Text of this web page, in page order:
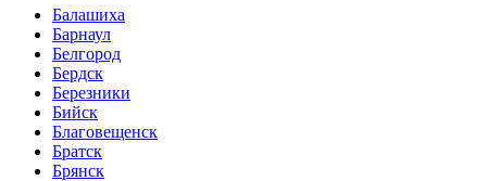
Балашиха
Барнаул
Белгород
Бердск
Березники
Бийск
Благовещенск
Братск
Брянск